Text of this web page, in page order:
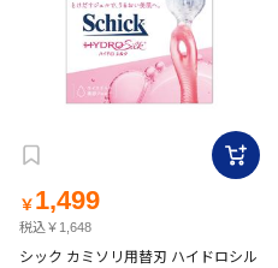
￥ 1,499
税込￥1,648
シック カミソリ用替刃 ハイドロシル